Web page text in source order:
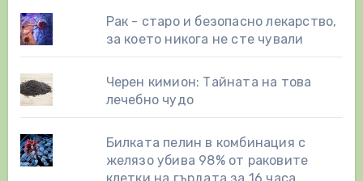
Рак - старо и безопасно лекарство,
за което никога не сте чували
Черен кимион: Тайната на това
лечебно чудо
Билката пелин в комбинация с
желязо убива 98% от раковите